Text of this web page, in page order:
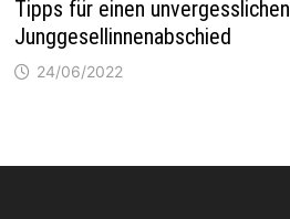
Tipps für einen unvergesslichen
Junggesellinnenabschied
24/06/2022